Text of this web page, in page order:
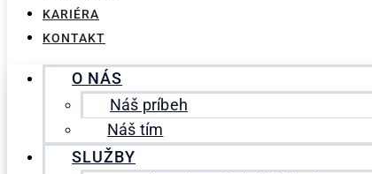
KARIÉRA
KONTAKT
O NÁS
Náš príbeh
Náš tím
SLUŽBY